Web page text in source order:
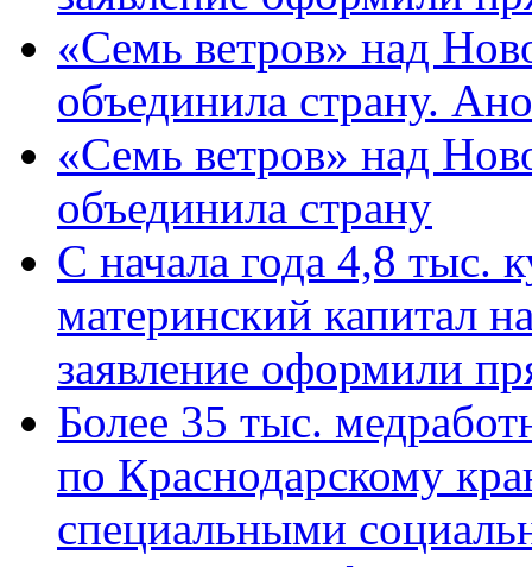
«Семь ветров» над
объединила страну.
«Семь ветров» над
объединила страну
С начала года 4,8 тыс.
материнский капитал
заявление оформили
Более 35 тыс.
по Краснодарскому
специальными